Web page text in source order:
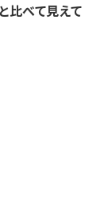
比べて見えて